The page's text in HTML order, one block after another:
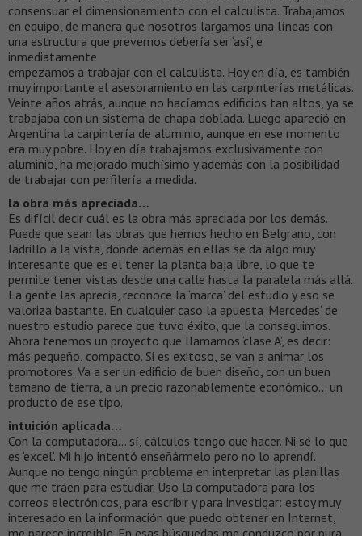
consensuar el dimensionamiento con el calculista. Trabajamos
en equipo, de manera que nosotros largamos una líneas con
una estructura que prevemos debería ser ‘así’, e
inmediatamente
empezamos a trabajar con el calculista. Hoy en día, es también
muy importante el asesoramiento en las carpinterías metálicas.
Veinte años atrás, aunque no hacíamos edificios tan altos, ya se
trabajaba con un sistema de chapa doblada. Luego apareció en
Argentina la carpintería de aluminio, aunque en ese momento
era muy pobre. Hoy en día trabajamos exclusivamente con
aluminio, ha mejorado muchísimo y además con la posibilidad
de trabajar con perfilería a medida.
la obra más apreciada…
Es difícil decir cuál es la obra más apreciada por los demás.
Puede que sean las obras que hemos hecho en Belgrano, con
ladrillo a la vista, donde además en ellas se da algo muy
interesante que es el tener la planta baja libre, lo que te
permite tener vistas desde una calle hasta la paralela más allá.
La gente las aprecia, reconoce la ‘marca’ del estudio y eso se
valoriza bastante. En cualquier caso la apuesta ‘Mercedes’ de
nuestro estudio parece que tuvo éxito, que la conseguimos.
Ahora tenemos un proyecto que llamamos ‘clase A’, es decir:
más pequeño, compacto. Si es exitoso, se van a animar los
promotores. Va a ser un edificio de buen diseño, con un buen
tamaño de tierra, a un precio razonablemente económico… un
producto de ese tipo.
intuición aplicada…
Con la computadora… sí, cálculos tengo que hacer. Ni sé lo que
es ‘excel’. Mi hijo intentó enseñármelo pero no lo aprendí.
Aunque no tengo ningún problema en interpretar las planillas
que me traen para estudiar. Uso la computadora para los
correos electrónicos, para escribir y para investigar: estoy muy
interesado en la información que puedo obtener en Internet,
me parece increíble. En esas búsquedas me conduzco por pura